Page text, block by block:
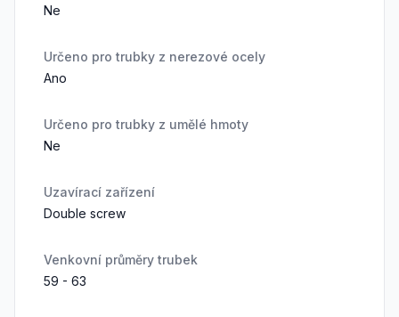
Ne
Určeno pro trubky z nerezové ocely
Ano
Určeno pro trubky z umělé hmoty
Ne
Uzavírací zařízení
Double screw
Venkovní průměry trubek
59 - 63